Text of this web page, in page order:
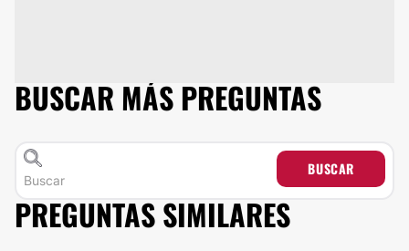
BUSCAR MÁS PREGUNTAS
BUSCAR
PREGUNTAS SIMILARES